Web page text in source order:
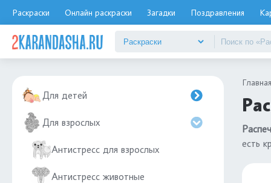
Раскраски Онлайн раскраски Загадки Поздравления
Для детей
Для взрослых
Антистресс для взрослых
Антистресс животные
Главная
есть